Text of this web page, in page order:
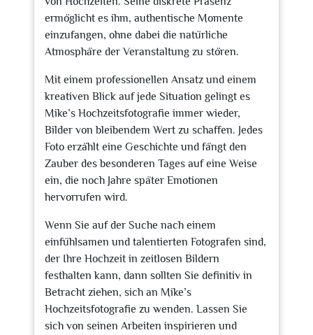
ermöglicht es ihm, authentische Momente
einzufangen, ohne dabei die natürliche
Atmosphäre der Veranstaltung zu stören.
Mit einem professionellen Ansatz und einem
kreativen Blick auf jede Situation gelingt es
Mike’s Hochzeitsfotografie immer wieder,
Bilder von bleibendem Wert zu schaffen. Jedes
Foto erzählt eine Geschichte und fängt den
Zauber des besonderen Tages auf eine Weise
ein, die noch Jahre später Emotionen
hervorrufen wird.
Wenn Sie auf der Suche nach einem
einfühlsamen und talentierten Fotografen sind,
der Ihre Hochzeit in zeitlosen Bildern
festhalten kann, dann sollten Sie definitiv in
Betracht ziehen, sich an Mike’s
Hochzeitsfotografie zu wenden. Lassen Sie
sich von seinen Arbeiten inspirieren und